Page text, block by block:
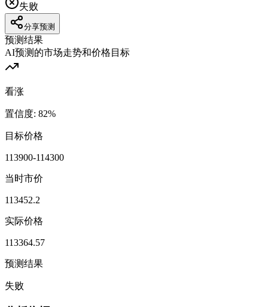
失败
分享预测
预测结果
AI预测的市场走势和价格目标
看涨
置信度: 82%
目标价格
113900-114300
当时市价
113452.2
实际价格
113364.57
预测结果
失败